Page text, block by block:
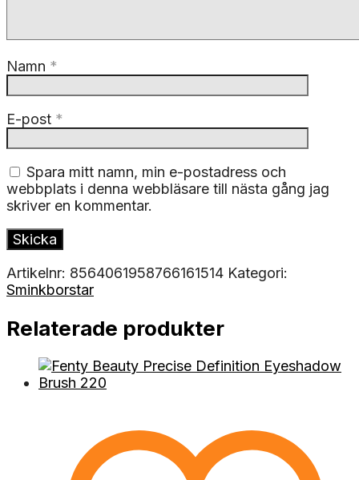
Namn *
E-post *
Spara mitt namn, min e-postadress och
webbplats i denna webbläsare till nästa gång jag
skriver en kommentar.
Artikelnr: 8564061958766161514 Kategori:
Sminkborstar
Relaterade produkter